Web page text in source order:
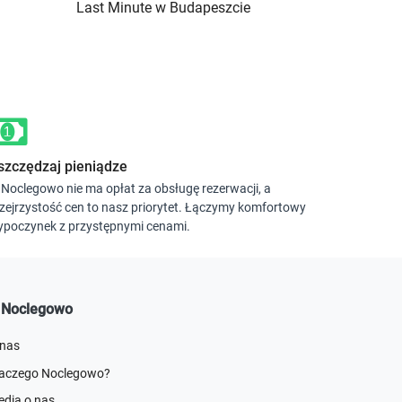
Last Minute w Budapeszcie
pieniądze
nie ma opłat za obsługę rezerwacji, a
cen to nasz priorytet. Łączymy komfortowy
z przystępnymi cenami.
Noclegowo?